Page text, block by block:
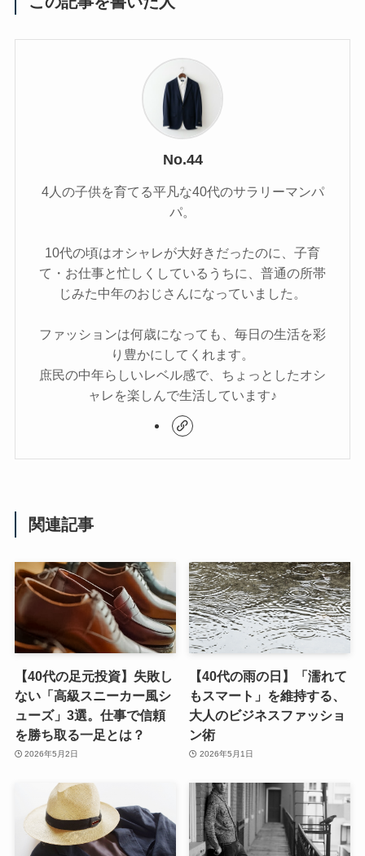
No.44
4人の子供を育てる平凡な40代のサラリーマンパ
パ。
10代の頃はオシャレが大好きだったのに、子育
て・お仕事と忙しくしているうちに、普通の所帯
じみた中年のおじさんになっていました。
ファッションは何歳になっても、毎日の生活を彩
り豊かにしてくれます。
庶民の中年らしいレベル感で、ちょっとしたオシ
ャレを楽しんで生活しています♪
関連記事
【40代の足元投資】失敗し
ない「高級スニーカー風シ
ューズ」3選。仕事で信頼
を勝ち取る一足とは？
2026年5月2日
【40代の雨の日】「濡れて
もスマート」を維持する、
大人のビジネスファッショ
ン術
2026年5月1日